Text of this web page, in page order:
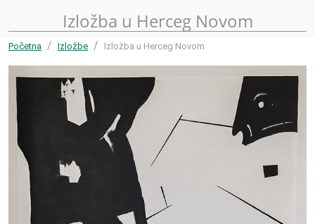
Izložba u Herceg Novom
Početna Izložbe Izložba u Herceg Novom